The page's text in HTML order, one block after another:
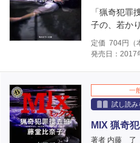
「猟奇犯罪
子の、若か
定価 704円（
発売日：2017
一
試し読み
MIX 猟奇
著者 内藤 了